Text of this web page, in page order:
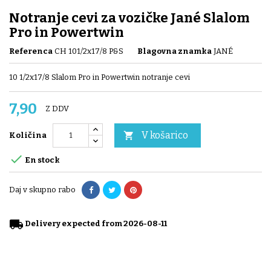
Notranje cevi za vozičke Jané Slalom
Pro in Powertwin
Referenca CH 101/2x17/8 P&S Blagovna znamka JANÉ
10 1/2x17/8 Slalom Pro in Powertwin notranje cevi
7,90 Z DDV
Količina  V košarico
 En stock
Daj v skupno rabo
local_shipping Delivery expected from 2026-08-11